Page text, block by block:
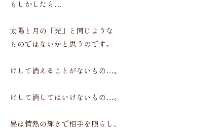
もしかしたら…
太陽と月の「光」と同じような
ものではないかと思うのです。
けして消えることがないもの…。
けして消してはいけないもの…。
昼は情熱の輝きで相手を照らし、